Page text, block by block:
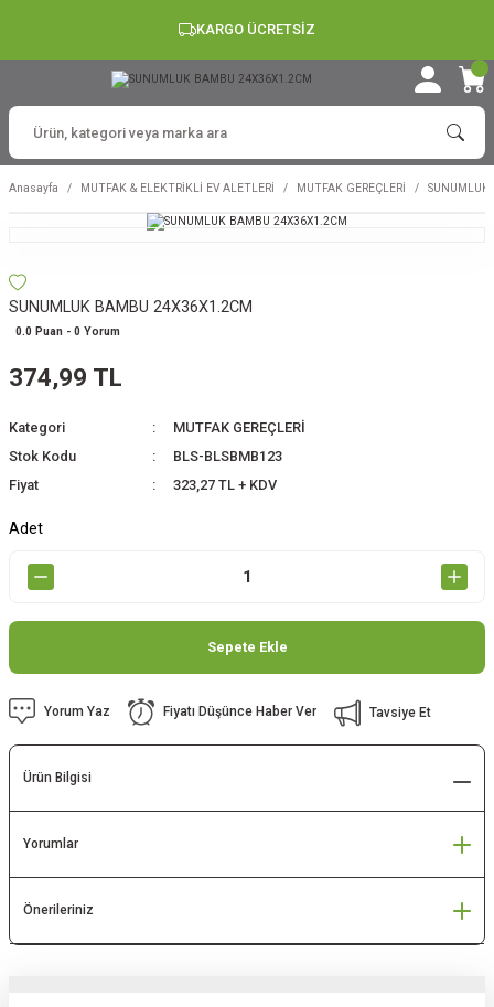
KARGO ÜCRETSİZ
Anasayfa MUTFAK & ELEKTRİKLİ EV ALETLERİ MUTFAK GEREÇLERİ
SUNUMLUK BAMBU 24X36X1.2CM
0.0 Puan - 0 Yorum
374,99 TL
Kategori
MUTFAK GEREÇLERİ
Stok Kodu
BLS-BLSBMB123
Fiyat
323,27 TL + KDV
Adet
Sepete Ekle
Yorum Yaz Fiyatı Düşünce Haber Ver Tavsiye Et
Ürün Bilgisi
Yorumlar
Önerileriniz